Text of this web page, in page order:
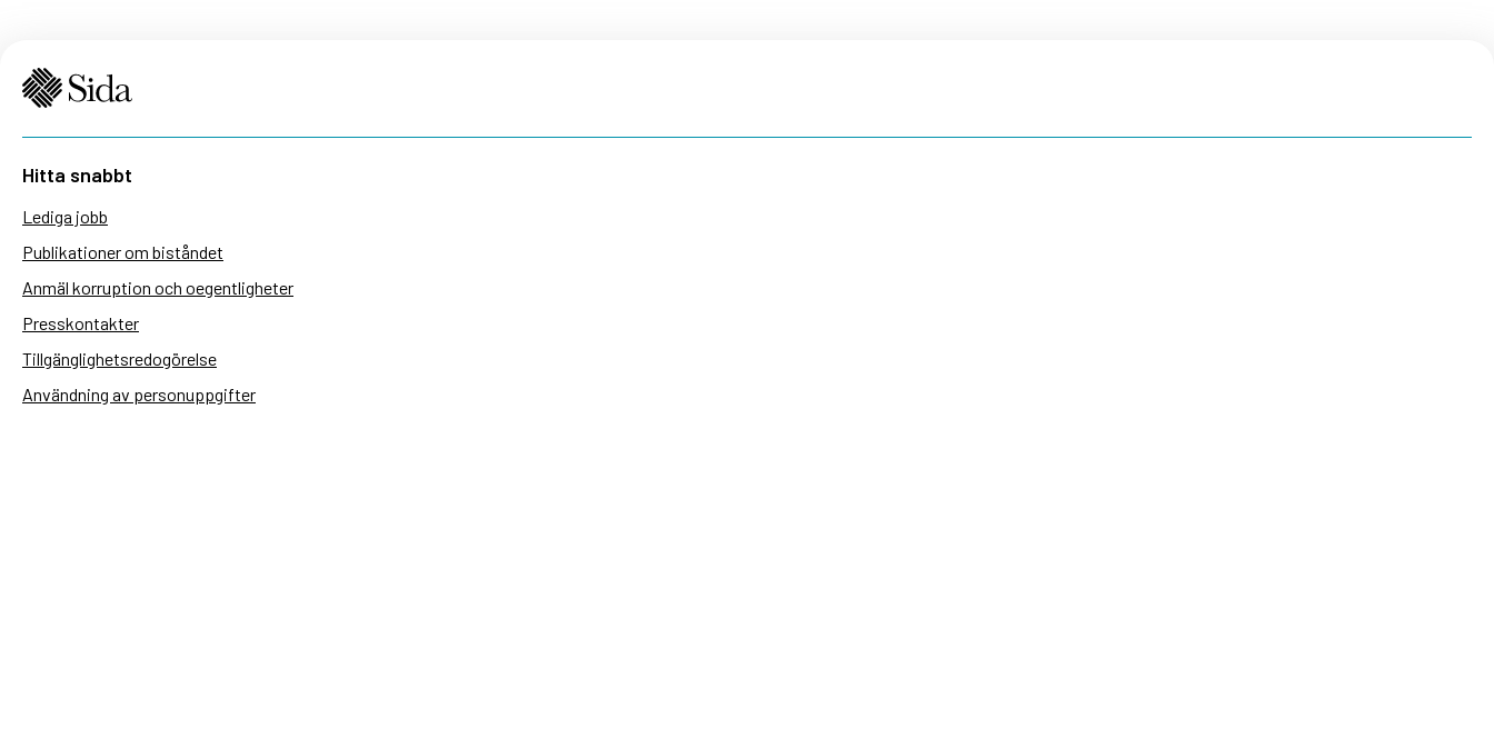
Hitta snabbt
Lediga jobb
Publikationer om biståndet
Anmäl korruption och oegentligheter
Presskontakter
Tillgänglighetsredogörelse
Användning av personuppgifter